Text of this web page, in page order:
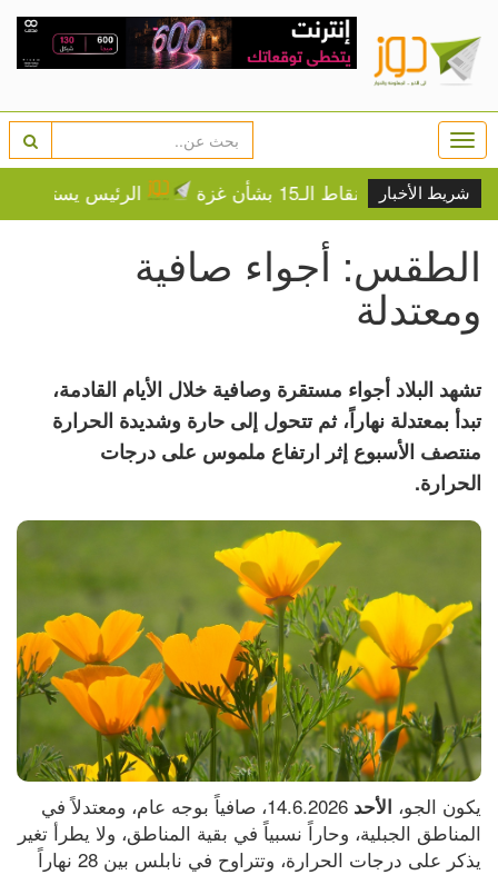
شريط الأخبار
النقاط الـ15 بشأن غزة الرئيس يستقبل رئيسة
الطقس: أجواء صافية
ومعتدلة
تشهد البلاد أجواء مستقرة وصافية خلال الأيام القادمة،
تبدأ بمعتدلة نهاراً، ثم تتحول إلى حارة وشديدة الحرارة
منتصف الأسبوع إثر ارتفاع ملموس على درجات
الحرارة.
يكون الجو، الأحد
يذكر على درجات الحرارة، وتتراوح في نابلس بين 28 نهاراً